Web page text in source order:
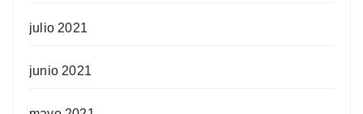
julio 2021
junio 2021